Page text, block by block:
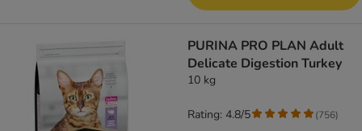
PURINA PRO PLAN Adult
Delicate Digestion Turkey
10 kg
Rating: 4.8/5 (756)